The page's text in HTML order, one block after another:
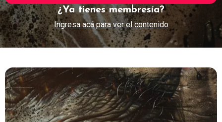
¿Ya tienes membresía?
Ingresa acá para ver el contenido